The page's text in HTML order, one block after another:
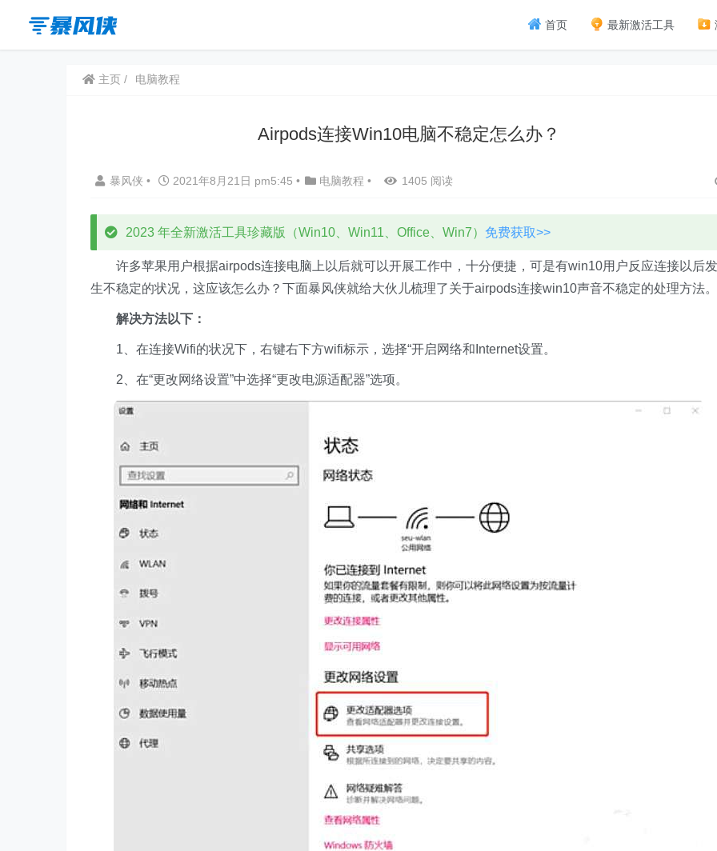
首页 最新激活工具
主页 电脑教程
Airpods连接Win10电脑不稳定怎么办？
暴风侠 • 2021年8月21日 pm5:45 • 电脑教程 • 1405 阅读
2023 年全新激活工具珍藏版（Win10、Win11、Office、Win7） 免费获取>>
许多苹果用户根据airpods连接电脑上以后就可以开展工作中，十分便捷，可是有win10用户反应连接以后发
生不稳定的状况，这应该怎么办？下面暴风侠就给大伙儿梳理了关于airpods连接win10声音不稳定的处理方法。
解决方法以下：
1、在连接Wifi的状况下，右键右下方wifi标示，选择“开启网络和Internet设置。
2、在“更改网络设置”中选择“更改电源适配器”选项。